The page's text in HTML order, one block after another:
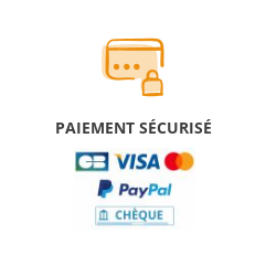
PAIEMENT SÉCURISÉ